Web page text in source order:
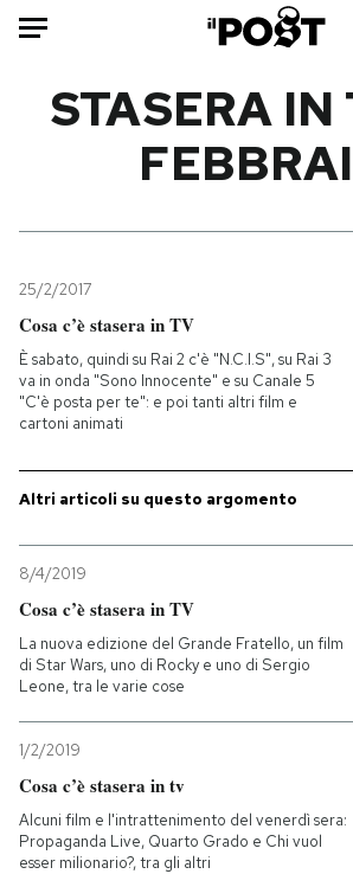
Mondo
Tecnologia
Internet
Scienza
Cultura
Sport
Libri
Ok
Media
PODCAST
NEWSLETTER
SHOP
STASERA IN
25/2/2017
Cosa c’è stasera in TV
È sabato, quindi su Rai 2 c'è "N.C.I.S", su Rai 3
va in onda "Sono Innocente" e su Canale 5
"C'è posta per te": e poi tanti altri film e
cartoni animati
Altri articoli su questo argomento
8/4/2019
Cosa c’è stasera in TV
La nuova edizione del Grande Fratello, un film
di Star Wars, uno di Rocky e uno di Sergio
Leone, tra le varie cose
1/2/2019
Cosa c’è stasera in tv
Alcuni film e l'intrattenimento del venerdì sera:
Propaganda Live, Quarto Grado e Chi vuol
esser milionario?, tra gli altri